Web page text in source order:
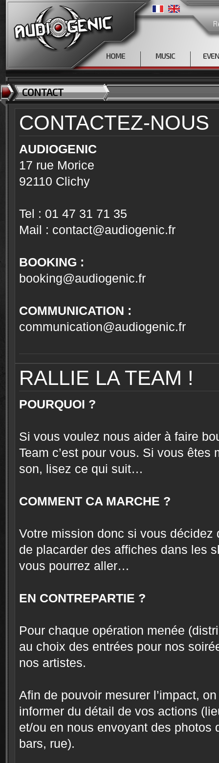
HOME MUSIC
CONTACT
CONTACTEZ-NOUS
AUDIOGENIC
17 rue Morice
92110 Clichy
Tel : 01 47 31 71 35
Mail : contact@audiogenic.fr
BOOKING :
booking@audiogenic.fr
COMMUNICATION :
communication@audiogenic.fr
RALLIE LA TEAM !
POURQUOI ?
Si vous voulez nous aider à faire
Team c’est pour vous. Si vous
son, lisez ce qui suit…
COMMENT CA MARCHE ?
Votre mission donc si vous décidez
de placarder des affiches dans les
vous pourrez aller…
EN CONTREPARTIE ?
Pour chaque opération menée
au choix des entrées pour nos
nos artistes.
Afin de pouvoir mesurer l’impact,
informer du détail de vos actions
et/ou en nous envoyant des photos
bars, rue).